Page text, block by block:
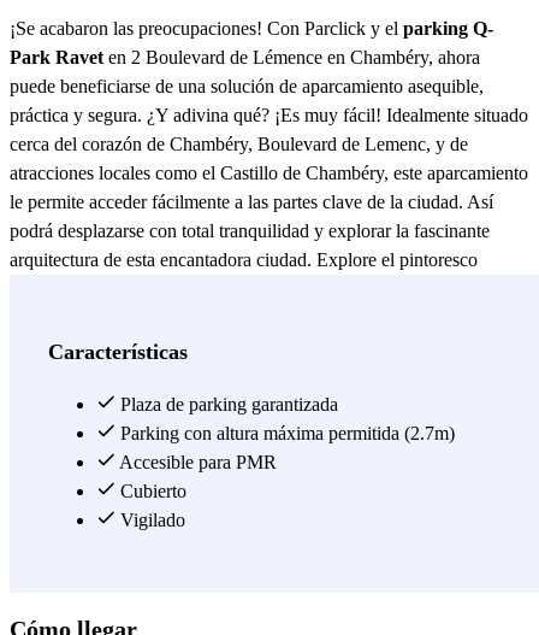
¡Se acabaron las preocupaciones! Con Parclick y el parking Q-
Park Ravet en 2 Boulevard de Lémence en Chambéry, ahora
puede beneficiarse de una solución de aparcamiento asequible,
práctica y segura. ¿Y adivina qué? ¡Es muy fácil! Idealmente situado
cerca del corazón de Chambéry, Boulevard de Lemenc, y de
atracciones locales como el Castillo de Chambéry, este aparcamiento
le permite acceder fácilmente a las partes clave de la ciudad. Así
podrá desplazarse con total tranquilidad y explorar la fascinante
arquitectura de esta encantadora ciudad. Explore el pintoresco
la ciudad mientras descubre sus vibrantes barrios, todo ello sin tener
restaurantes emblemáticos de Chambéry, como "Le Clos des
Capucins" para vivir una experiencia gastronómica inolvidable, o
"Le 5ème Art" donde podrá disfrutar de una refinada cocina
francesa en un ambiente acogedor. Reserve con Parclick y habrá
encontrado la solución ideal y segura para sus estancias cortas o
Características
Plaza de parking garantizada
Parking con altura máxima permitida (2.7m)
Accesible para PMR
Cubierto
Vigilado
Cómo llegar